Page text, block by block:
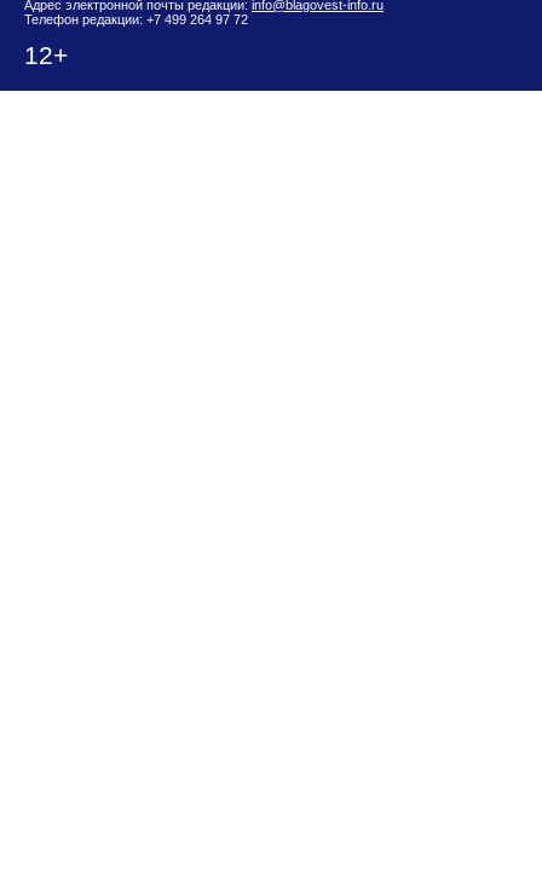
Адрес электронной почты редакции: info@blagovest-info.ru
Телефон редакции: +7 499 264 97 72
12+